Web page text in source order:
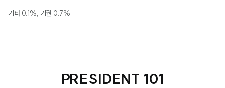
기타 0.1%, 기권 0.7%
PRESIDENT 101